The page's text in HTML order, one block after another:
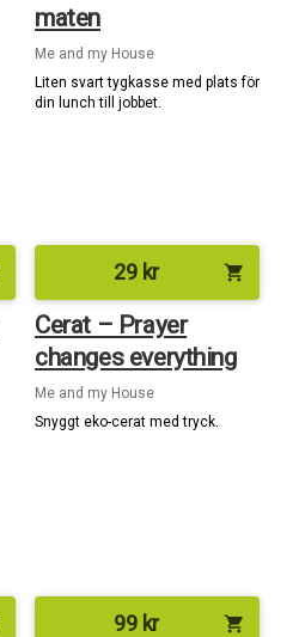
maten
Me and my House
Liten svart tygkasse med plats för
din lunch till jobbet.
29 kr shopping_cart
Cerat – Prayer
changes everything
Me and my House
Snyggt eko-cerat med tryck.
99 kr shopping_cart